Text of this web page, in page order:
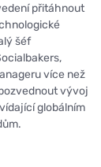
přitáhnout
šéf
více než
vývoj
globálním